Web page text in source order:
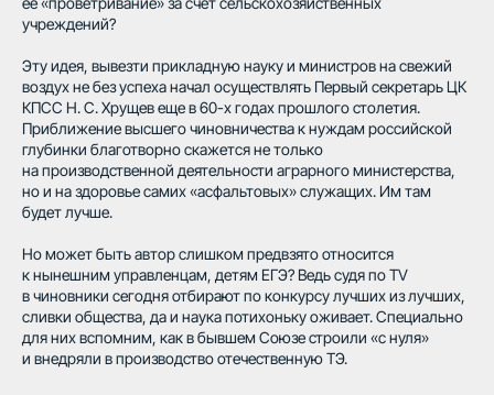
учреждений?
Эту идея, вывезти прикладную науку и министров на свежий
воздух не без успеха начал осуществлять Первый секретарь ЦК
КПСС Н. С. Хрущев еще в 60-х годах прошлого столетия.
Приближение высшего чиновничества к нуждам российской
глубинки благотворно скажется не только
на производственной деятельности аграрного министерства,
но и на здоровье самих «асфальтовых» служащих. Им там
будет лучше.
Но может быть автор слишком предвзято относится
к нынешним управленцам, детям ЕГЭ? Ведь судя по TV
в чиновники сегодня отбирают по конкурсу лучших из лучших,
сливки общества, да и наука потихоньку оживает. Специально
для них вспомним, как в бывшем Союзе строили «с нуля»
и внедряли в производство отечественную ТЭ.